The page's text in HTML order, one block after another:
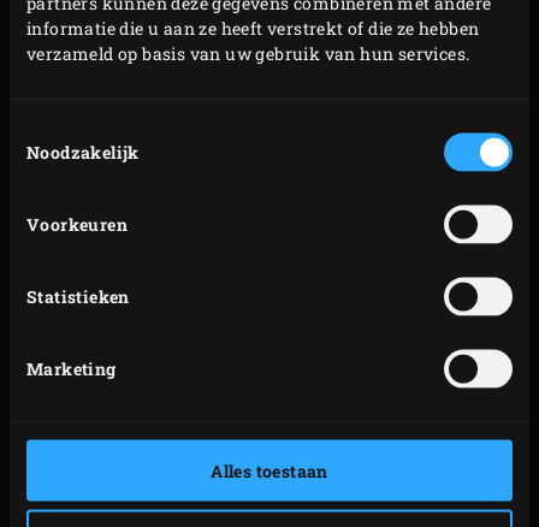
informatie die u aan ze heeft verstrekt of die ze hebben
verzameld op basis van uw gebruik van hun services.
Noodzakelijk
Voorkeuren
Statistieken
Marketing
Alles toestaan
vanillestokjes in de lengte en schraap het merg
eruit. Zeef de bloem, de baking soda, het bakpoeder,
met een garde de gesmolten boter, de eieren en de
karnemelk door. Stop met roeren zodra de
ingrediënten zijn vermengd, anders worden je
American pancakes taai.
Multi Level Rack) na ca. 10 minuten uit de EGG,
met aluminiumfolie zodat de chocolade zacht blijft.
rooster het ontbijtspek nog ca. 6 minuten langer
totdat het krokant is.
Haal het ontbijtspek uit de EGG en leg de plakjes op